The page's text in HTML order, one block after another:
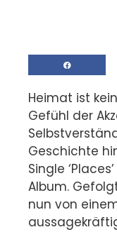
Heimat ist
Gefühl der
Geschichte
Single
Album.
nun von